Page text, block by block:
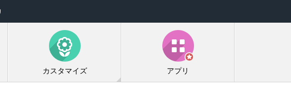
カスタマイズ アプリ